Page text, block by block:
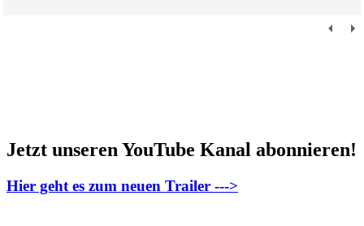
Jetzt unseren YouTube Kanal abonnieren!
Hier geht es zum neuen Trailer --->